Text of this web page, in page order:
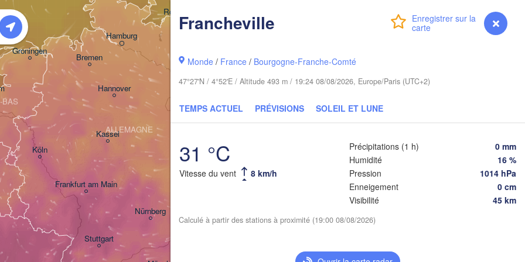
Connexion Premium myVentusky Prévisions
Francheville
Monde / France / Bourgogne-Franche-Comté
47°27'N / 4°52'E / Altitude 493 m / 19:24 08/08/2026, Europe/Paris (UTC+2)
TEMPS ACTUEL PRÉVISIONS SOLEIL ET LUNE
31 °C
Vitesse du vent 8 km/h
Précipitations (1 h)
0 mm
Humidité
16 %
Pression
1014 hPa
Enneigement
0 cm
Visibilité
45 km
Calculé à partir des stations à proximité (19:00 08/08/2026)
Hamburg
Köln
Frankfurt am Main
Bremen
Hannover
Nürnberg
Kassel
Groningen
ALLEMAGNE
BAS
Stuttgart
Berlin
Praha Kraków
Łódź
Dresden
Poznań
Rostock
Olsztyn
Zielona Góra
Brno
SLOVAQUIE
Львів
(Lviv)
Гродна
(Hrodna)